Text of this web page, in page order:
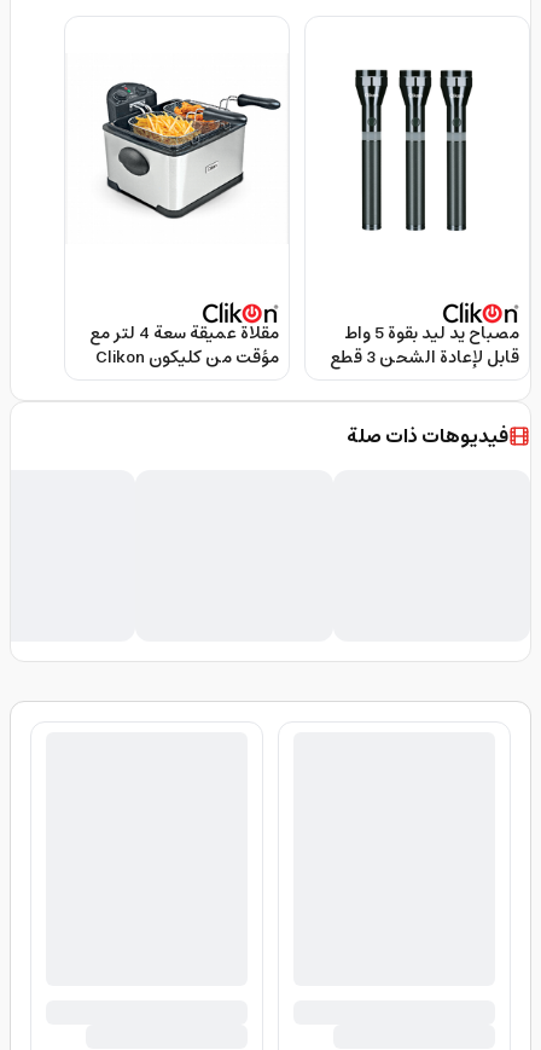
مصباح يد ليد بقوة 5 واط
قابل لإعادة الشحن 3 قطع
من كليكون Clikon Ck8112
3*2Sc Led Flashlight
Combo-5W
مقلاة عميقة سعة 4 لتر مع
مؤقت من كليكون Clikon
Ck374 Deep Fryer 4L With
Timer
فيديوهات ذات صلة